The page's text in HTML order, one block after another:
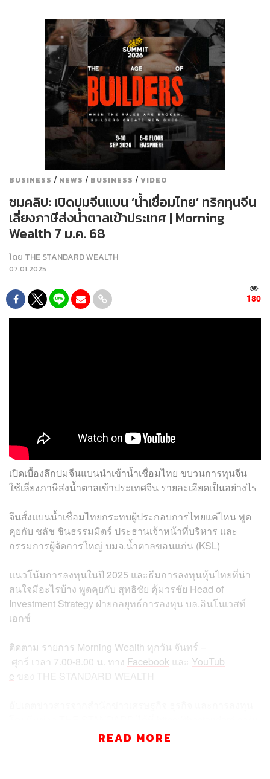
BUSINESS / NEWS / BUSINESS / VIDEO
ชมคลิป: เปิดปมจีนแบน ‘น้ำเชื่อมไทย’ ทริกทุนจีน
เลี่ยงภาษีส่งน้ำตาลเข้าประเทศ | Morning
Wealth 7 ม.ค. 68
โดย THE STANDARD WEALTH
07.01.2025
180
เปิดเบื้องลึกปมจีนแบนนำเข้าน้ำเชื่อมไทย ขบวนการทุนจีน
ใช้เลี่ยงภาษีส่งน้ำตาลเข้าประเทศจีน รายละเอียดเป็นอย่างไร
จีนสั่งแบนน้ำเชื่อมไทยกระทบผู้ประกอบการไทยแค่ไหน พูด
คุยกับ ชลัช ชินธรรมมิตร์ ประธานเจ้าหน้าที่บริหาร และ
กรรมการผู้จัดการใหญ่ บมจ.น้ำตาลขอนแก่น (KSL)
แนวโน้มการลงทุนในปี 2025 และธีมการลงทุนหุ้นไทยที่น่า
สนใจมีอะไรบ้าง พูดคุยกับ สุทธิชัย คุ้มวรชัย Head of
Investment Strategy ฝ่ายกลยุทธ์การลงทุน บล.อินโนเวสท์
เอกซ์
ติดตาม รายการ Morning Wealth ทุกวัน จันทร์ –
ศุกร์ เวลา 7.00-8.00 น. ทาง Facebook และ YouTub
e
THE STANDARD WEALTH
READ MORE